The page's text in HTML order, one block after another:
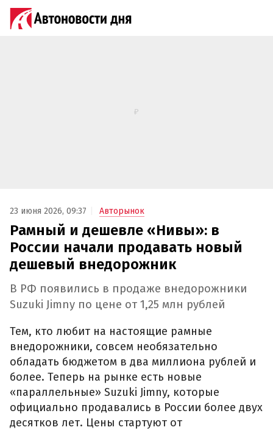
23 июня 2026, 09:37 Авторынок
Рамный и дешевле «Нивы»: в
России начали продавать новый
дешевый внедорожник
В РФ появились в продаже внедорожники
Suzuki Jimny по цене от 1,25 млн рублей
Тем, кто любит на настоящие рамные
внедорожники, совсем необязательно
обладать бюджетом в два миллиона рублей и
более. Теперь на рынке есть новые
«параллельные» Suzuki Jimny, которые
официально продавались в России более двух
десятков лет. Цены стартуют от